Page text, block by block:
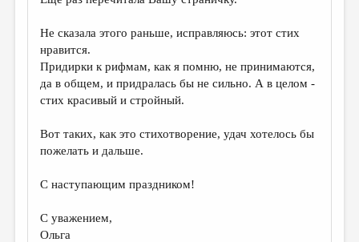
Не сказала этого раньше, исправляюсь: этот стих
нравится.
Придирки к рифмам, как я помню, не принимаются,
да в общем, и придралась бы не сильно. А в целом -
стих красивый и стройный.
Вот таких, как это стихотворение, удач хотелось бы
пожелать и дальше.
С наступающим праздником!
С уважением,
Ольга